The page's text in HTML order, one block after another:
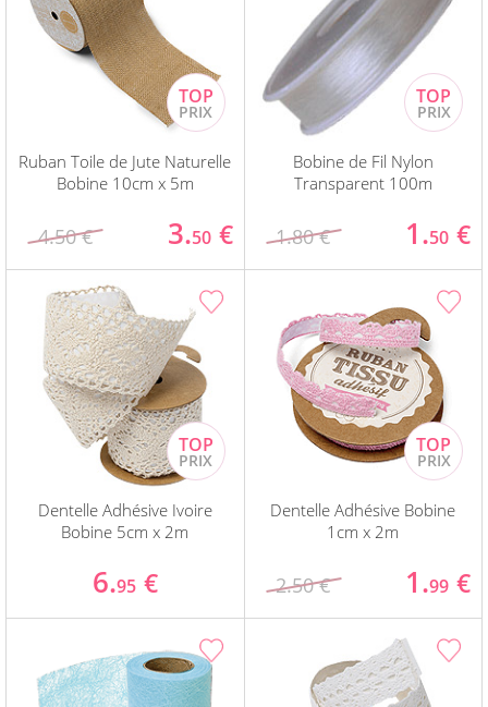
Ruban Toile de Jute Naturelle
Bobine 10cm x 5m
4.50 € 3.50 €
Bobine de Fil Nylon
Transparent 100m
1.80 € 1.50 €
Dentelle Adhésive Ivoire
Bobine 5cm x 2m
6.95 €
Dentelle Adhésive Bobine
1cm x 2m
2.50 € 1.99 €